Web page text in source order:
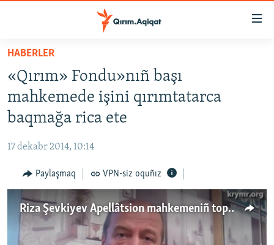
Esas
qaytmaq
Baş
navigatsiyağa
qaytmaq
Qıdıruvğa
SİYASET
İQTİSADİYAT
MEDENİYET
İNSAN AQLARI
VİDEO
SÜRET
BLOGLAR
HABERLER
«Qırım» Fondu»nıñ başı
mahkemede işini qırımtatarca
baqmağa rica ete
17 dekabr 2014, 10:14
Paylaşmaq VPN-siz oquñız
Riza Şevkiyev Apellâtsion mahkemeniñ toplaşuvı aqqında